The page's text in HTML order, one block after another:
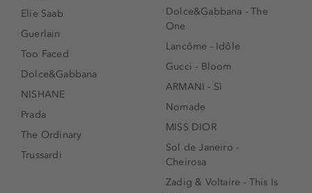
Elie Saab
Guerlain
Too Faced
Dolce&Gabbana
NISHANE
Prada
The Ordinary
Trussardi
Dolce&Gabbana - The
One
Lancôme - Idôle
Gucci - Bloom
ARMANI - Sì
Nomade
MISS DIOR
Sol de Janeiro -
Cheirosa
Zadig & Voltaire - This Is